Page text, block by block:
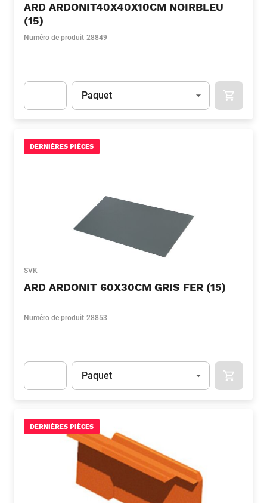
ARD ARDONIT40X40X10CM NOIRBLEU
(15)
Numéro de produit 28849
Unité
Paquet
DERNIÈRES PIÈCES
SVK
ARD ARDONIT 60X30CM GRIS FER (15)
Numéro de produit 28853
Unité
Paquet
DERNIÈRES PIÈCES